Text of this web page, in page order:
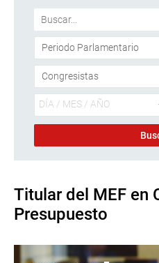
Titular del MEF en
Presupuesto